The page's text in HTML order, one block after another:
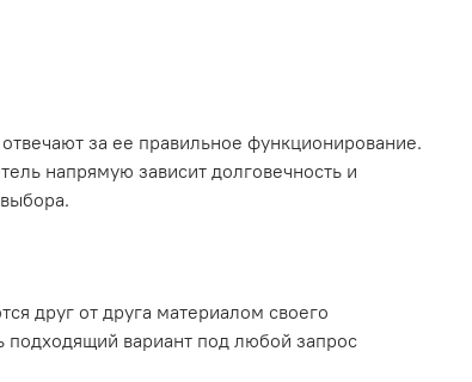
за ее правильное функционирование.
напрямую зависит долговечность и
друг от друга материалом своего
подходящий вариант под любой запрос